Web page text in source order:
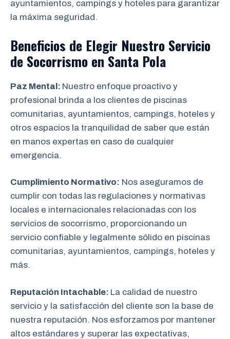
ayuntamientos, campings y hoteles para garantizar
la máxima seguridad.
Beneficios de Elegir Nuestro Servicio
de Socorrismo en Santa Pola
Paz Mental: Nuestro enfoque proactivo y
profesional brinda a los clientes de piscinas
comunitarias, ayuntamientos, campings, hoteles y
otros espacios la tranquilidad de saber que están
en manos expertas en caso de cualquier
emergencia.
Cumplimiento Normativo: Nos aseguramos de
cumplir con todas las regulaciones y normativas
locales e internacionales relacionadas con los
servicios de socorrismo, proporcionando un
servicio confiable y legalmente sólido en piscinas
comunitarias, ayuntamientos, campings, hoteles y
más.
Reputación Intachable: La calidad de nuestro
servicio y la satisfacción del cliente son la base de
nuestra reputación. Nos esforzamos por mantener
altos estándares y superar las expectativas,